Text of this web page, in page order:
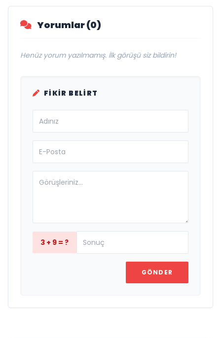
Yorumlar (0)
Henüz yorum yazılmamış. İlk görüşü siz bildirin!
FIKIR BELIRT
3 + 9 = ?
GÖNDER